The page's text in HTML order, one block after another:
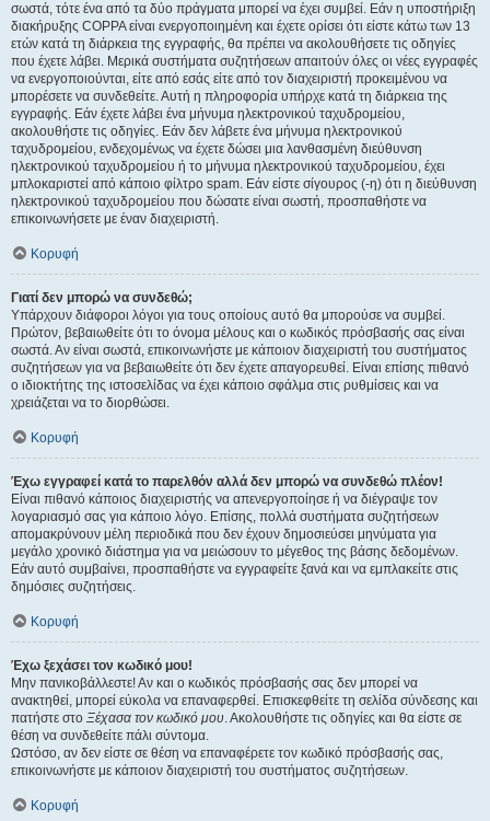
σωστά, τότε ένα από τα δύο πράγματα μπορεί να έχει συμβεί. Εάν η υποστήριξη
διακήρυξης COPPA είναι ενεργοποιημένη και έχετε ορίσει ότι είστε κάτω των 13
ετών κατά τη διάρκεια της εγγραφής, θα πρέπει να ακολουθήσετε τις οδηγίες
που έχετε λάβει. Μερικά συστήματα συζητήσεων απαιτούν όλες οι νέες εγγραφές
να ενεργοποιούνται, είτε από εσάς είτε από τον διαχειριστή προκειμένου να
μπορέσετε να συνδεθείτε. Αυτή η πληροφορία υπήρχε κατά τη διάρκεια της
εγγραφής. Εάν έχετε λάβει ένα μήνυμα ηλεκτρονικού ταχυδρομείου,
ακολουθήστε τις οδηγίες. Εάν δεν λάβετε ένα μήνυμα ηλεκτρονικού
ταχυδρομείου, ενδεχομένως να έχετε δώσει μια λανθασμένη διεύθυνση
ηλεκτρονικού ταχυδρομείου ή το μήνυμα ηλεκτρονικού ταχυδρομείου, έχει
μπλοκαριστεί από κάποιο φίλτρο spam. Εάν είστε σίγουρος (-η) ότι η διεύθυνση
ηλεκτρονικού ταχυδρομείου που δώσατε είναι σωστή, προσπαθήστε να
επικοινωνήσετε με έναν διαχειριστή.
Κορυφή
Γιατί δεν μπορώ να συνδεθώ;
Υπάρχουν διάφοροι λόγοι για τους οποίους αυτό θα μπορούσε να συμβεί.
Πρώτον, βεβαιωθείτε ότι το όνομα μέλους και ο κωδικός πρόσβασής σας είναι
σωστά. Αν είναι σωστά, επικοινωνήστε με κάποιον διαχειριστή του συστήματος
συζητήσεων για να βεβαιωθείτε ότι δεν έχετε απαγορευθεί. Είναι επίσης πιθανό
ο ιδιοκτήτης της ιστοσελίδας να έχει κάποιο σφάλμα στις ρυθμίσεις και να
χρειάζεται να το διορθώσει.
Κορυφή
Έχω εγγραφεί κατά το παρελθόν αλλά δεν μπορώ να συνδεθώ πλέον!
Είναι πιθανό κάποιος διαχειριστής να απενεργοποίησε ή να διέγραψε τον
λογαριασμό σας για κάποιο λόγο. Επίσης, πολλά συστήματα συζητήσεων
απομακρύνουν μέλη περιοδικά που δεν έχουν δημοσιεύσει μηνύματα για
μεγάλο χρονικό διάστημα για να μειώσουν το μέγεθος της βάσης δεδομένων.
Εάν αυτό συμβαίνει, προσπαθήστε να εγγραφείτε ξανά και να εμπλακείτε στις
δημόσιες συζητήσεις.
Κορυφή
Έχω ξεχάσει τον κωδικό μου!
Μην πανικοβάλλεστε! Αν και ο κωδικός πρόσβασής σας δεν μπορεί να
ανακτηθεί, μπορεί εύκολα να επαναφερθεί. Επισκεφθείτε τη σελίδα σύνδεσης και
πατήστε στο Ξέχασα τον κωδικό μου. Ακολουθήστε τις οδηγίες και θα είστε σε
θέση να συνδεθείτε πάλι σύντομα.
Ωστόσο, αν δεν είστε σε θέση να επαναφέρετε τον κωδικό πρόσβασής σας,
επικοινωνήστε με κάποιον διαχειριστή του συστήματος συζητήσεων.
Κορυφή